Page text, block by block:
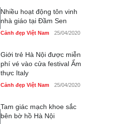
Nhiều hoạt động tôn vinh
nhà giáo tại Đầm Sen
Cảnh đẹp Việt Nam 25/04/2020
Giới trẻ Hà Nội được miễn
phí vé vào cửa festival Ẩm
thực Italy
Cảnh đẹp Việt Nam 25/04/2020
Tam giác mạch khoe sắc
bên bờ hồ Hà Nội